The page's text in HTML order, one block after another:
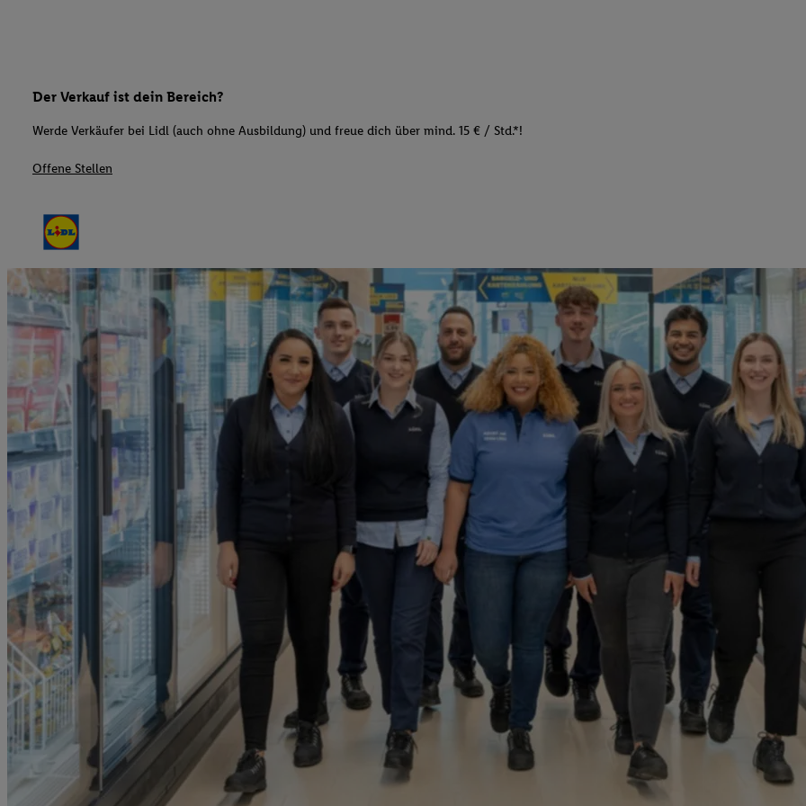
Der Verkauf ist dein Bereich?
Werde Verkäufer bei Lidl (auch ohne Ausbildung) und freue dich über mind. 15 € / Std.*!
Offene Stellen